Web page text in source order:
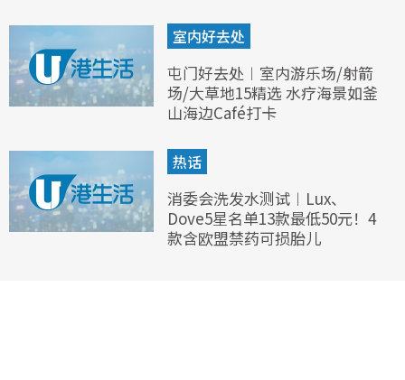
室内好去处
屯门好去处︱室内游乐场/射箭
场/大草地15精选 水疗海景如釜
山海边Café打卡
热话
消委会洗发水测试︱Lux、
Dove5星名单13款最低50元！4
款含欧盟禁药可损胎儿